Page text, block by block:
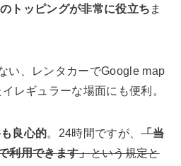
トッピングが非常に役立ち ま
い、レンタカーでGoogle map
レギュラーな場面にも便利。
良心的。24時間ですが、「当
利用できます」という規定と